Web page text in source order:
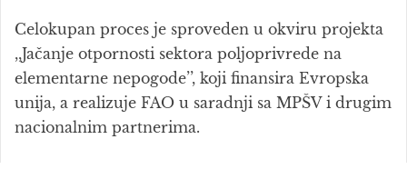
Celokupan proces je sproveden u okviru projekta
,,Jačanje otpornosti sektora poljoprivrede na
elementarne nepogode’’, koji finansira Evropska
unija, a realizuje FAO u saradnji sa MPŠV i drugim
nacionalnim partnerima.